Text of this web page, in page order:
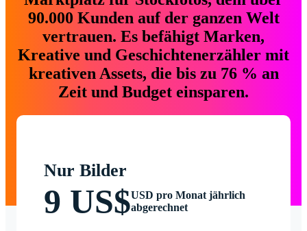
90.000 Kunden auf der ganzen Welt
vertrauen. Es befähigt Marken,
Kreative und Geschichtenerzähler mit
kreativen Assets, die bis zu 76 % an
Zeit und Budget einsparen.
Nur Bilder
9 US$USD pro Monat jährlich
abgerechnet